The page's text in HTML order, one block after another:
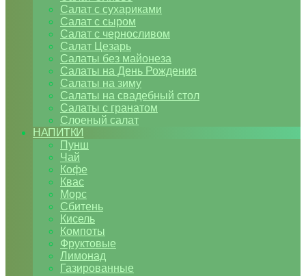
Салат с сухариками
Салат с сыром
Салат с черносливом
Салат Цезарь
Салаты без майонеза
Салаты на День Рождения
Салаты на зиму
Салаты на свадебный стол
Салаты с гранатом
Слоеный салат
НАПИТКИ
Пунш
Чай
Кофе
Квас
Морс
Сбитень
Кисель
Компоты
Фруктовые
Лимонад
Газированные